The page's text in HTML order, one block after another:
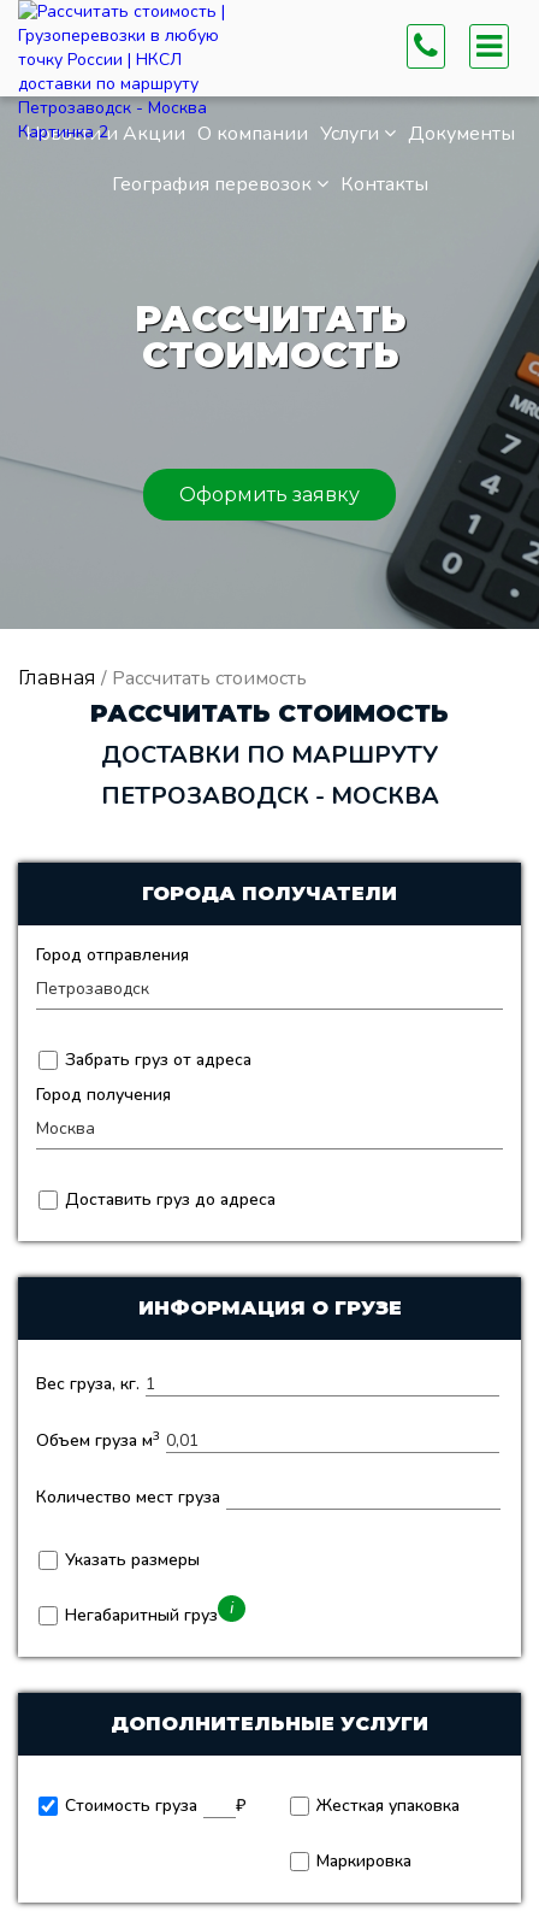
Новости и Акции О компании Услуги
Документы
География перевозок
Контакты
РАССЧИТАТЬ
СТОИМОСТЬ
Оформить заявку
Главная / Рассчитать стоимость
РАССЧИТАТЬ СТОИМОСТЬ
ДОСТАВКИ ПО МАРШРУТУ
ПЕТРОЗАВОДСК - МОСКВА
ГОРОДА ПОЛУЧАТЕЛИ
Город отправления
Забрать груз от адреса
Город получения
Доставить груз до адреса
ИНФОРМАЦИЯ О ГРУЗЕ
Вес груза, кг.
Объем груза м3
Количество мест груза
Указать размеры
Негабаритный груз i
ДОПОЛНИТЕЛЬНЫЕ УСЛУГИ
Стоимость груза ₽ Жесткая упаковка
Маркировка